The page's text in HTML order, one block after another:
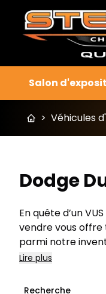
Salon
> Véhicules
Dodge
En quête d’un
vendre vous offre
parmi notre
Lire plus
Recherche